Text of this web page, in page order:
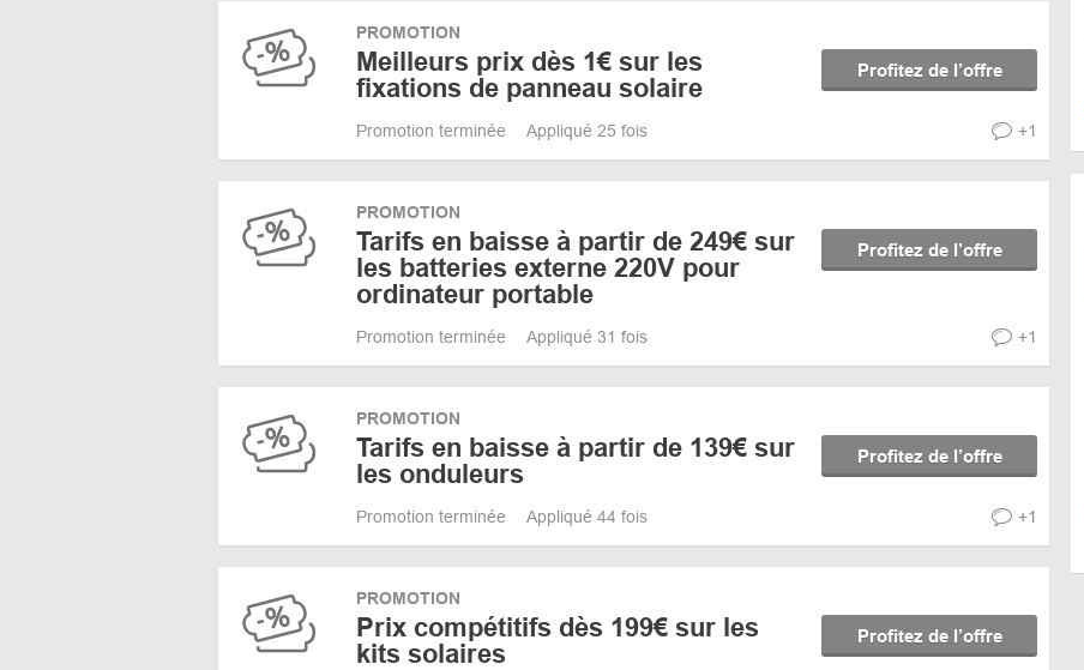
PROMOTION
Meilleurs prix dès 1€ sur les
fixations de panneau solaire
Profitez de l’offre
Promotion terminée Appliqué 25 fois +1
PROMOTION
Tarifs en baisse à partir de 249€ sur
les batteries externe 220V pour
ordinateur portable
Profitez de l’offre
Promotion terminée Appliqué 31 fois +1
PROMOTION
Tarifs en baisse à partir de 139€ sur
les onduleurs
Profitez de l’offre
Promotion terminée Appliqué 44 fois +1
PROMOTION
Prix compétitifs dès 199€ sur les
kits solaires
Profitez de l’offre